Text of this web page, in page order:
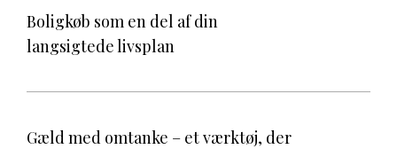
Boligkøb som en del af din
langsigtede livsplan
Gæld med omtanke – et værktøj, der